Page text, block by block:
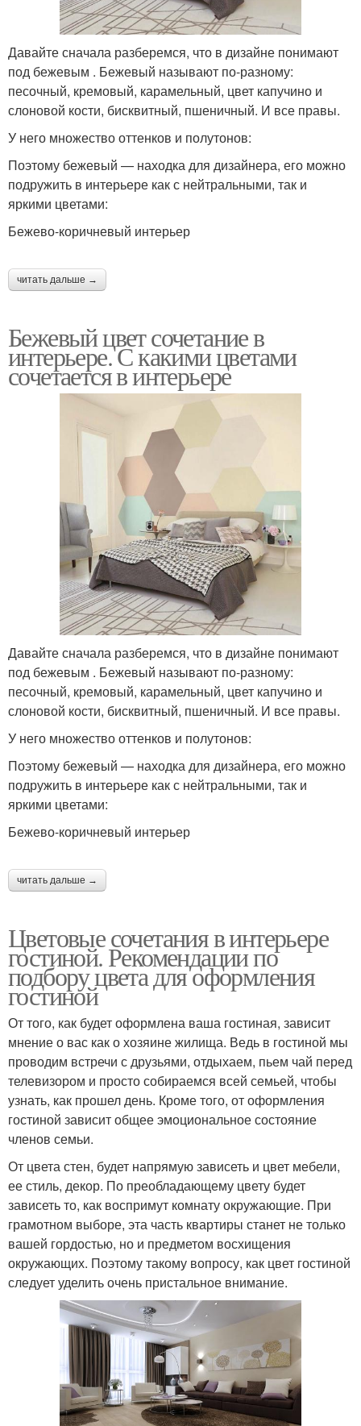
Давайте сначала разберемся, что в дизайне понимают
под бежевым . Бежевый называют по-разному:
песочный, кремовый, карамельный, цвет капучино и
слоновой кости, бисквитный, пшеничный. И все правы.
У него множество оттенков и полутонов:
Поэтому бежевый — находка для дизайнера, его можно
подружить в интерьере как с нейтральными, так и
яркими цветами:
Бежево-коричневый интерьер
читать дальше →
Бежевый цвет сочетание в
интерьере. С какими цветами
сочетается в интерьере
Давайте сначала разберемся, что в дизайне понимают
под бежевым . Бежевый называют по-разному:
песочный, кремовый, карамельный, цвет капучино и
слоновой кости, бисквитный, пшеничный. И все правы.
У него множество оттенков и полутонов:
Поэтому бежевый — находка для дизайнера, его можно
подружить в интерьере как с нейтральными, так и
яркими цветами:
Бежево-коричневый интерьер
читать дальше →
Цветовые сочетания в интерьере
гостиной. Рекомендации по
подбору цвета для оформления
гостиной
От того, как будет оформлена ваша гостиная, зависит
мнение о вас как о хозяине жилища. Ведь в гостиной мы
проводим встречи с друзьями, отдыхаем, пьем чай перед
телевизором и просто собираемся всей семьей, чтобы
узнать, как прошел день. Кроме того, от оформления
гостиной зависит общее эмоциональное состояние
членов семьи.
От цвета стен, будет напрямую зависеть и цвет мебели,
ее стиль, декор. По преобладающему цвету будет
зависеть то, как воспримут комнату окружающие. При
грамотном выборе, эта часть квартиры станет не только
вашей гордостью, но и предметом восхищения
окружающих. Поэтому такому вопросу, как цвет гостиной
следует уделить очень пристальное внимание.